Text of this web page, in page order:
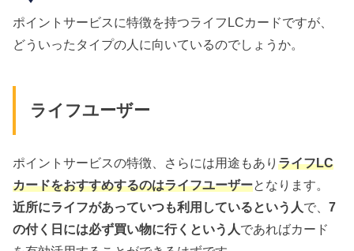
ポイントサービスに特徴を持つライフLCカードですが、
どういったタイプの人に向いているのでしょうか。
ライフユーザー
ポイントサービスの特徴、さらには用途もありライフLC
カードをおすすめするのはライフユーザーとなります。
近所にライフがあっていつも利用しているという人で、7
の付く日には必ず買い物に行くという人であればカード